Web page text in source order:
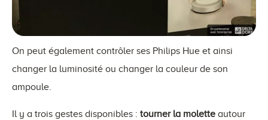
On peut également contrôler ses Philips Hue et ainsi
changer la luminosité ou changer la couleur de son
ampoule.
Il y a trois gestes disponibles : tourner la molette autour